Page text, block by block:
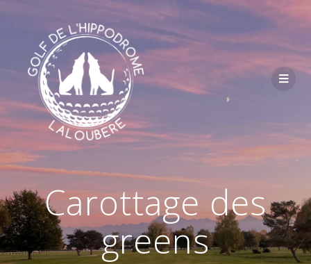
Passer
contenu
Carottage des
greens